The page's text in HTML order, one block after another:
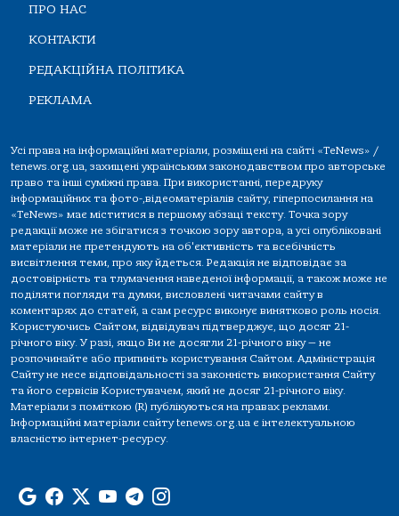
ПРО НАС
КОНТАКТИ
РЕДАКЦІЙНА ПОЛІТИКА
РЕКЛАМА
Усі права на інформаційні матеріали, розміщені на сайті «TeNews» /
tenews.org.ua, захищені українським законодавством про авторське
право та інші суміжні права. При використанні, передруку
інформаційних та фото-,відеоматеріалів сайту, гіперпосилання на
«TeNews» має міститися в першому абзаці тексту. Точка зору
редакції може не збігатися з точкою зору автора, а усі опубліковані
матеріали не претендують на об'єктивність та всебічність
висвітлення теми, про яку йдеться. Редакція не відповідає за
достовірність та тлумачення наведеної інформації, а також може не
поділяти погляди та думки, висловлені читачами сайту в
коментарях до статей, а сам ресурс виконує винятково роль носія.
Користуючись Сайтом, відвідувач підтверджує, що досяг 21-
річного віку. У разі, якщо Ви не досягли 21-річного віку — не
розпочинайте або припиніть користування Сайтом. Адміністрація
Сайту не несе відповідальності за законність використання Сайту
та його сервісів Користувачем, який не досяг 21-річного віку.
Матеріали з поміткою (R) публікуються на правах реклами.
Інформаційні матеріали сайту tenews.org.ua є інтелектуальною
власністю інтернет-ресурсу.